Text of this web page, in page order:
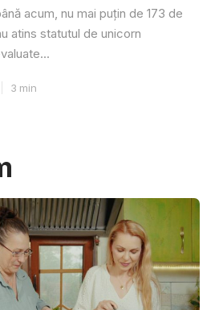
acum, nu mai puțin de 173 de
atins statutul de unicorn
3 min